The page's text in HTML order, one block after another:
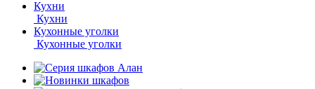
Кухни
Кухни
Кухонные уголки
Кухонные уголки